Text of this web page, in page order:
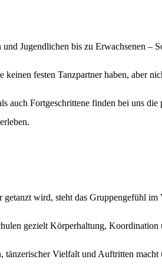
Jugendlichen bis zu Erwachsenen –
keinen festen Tanzpartner haben, aber
auch Fortgeschrittene finden bei uns
wird, steht das Gruppengefühl
gezielt Körperhaltung, Koordination
Vielfalt und Auftritten